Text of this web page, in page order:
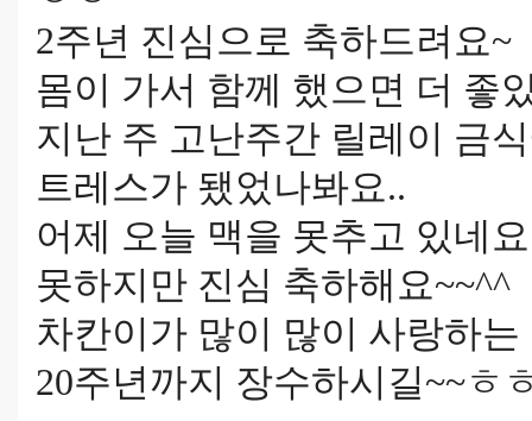
2주년 진심으로 축하드려요~
몸이 가서 함께 했으면 더 좋
지난 주 고난주간 릴레이 금
트레스가 됐었나봐요..
어제 오늘 맥을 못추고 있네
못하지만 진심 축하해요~~^^
차칸이가 많이 많이 사랑하는
20주년까지 장수하시길~~ㅎ